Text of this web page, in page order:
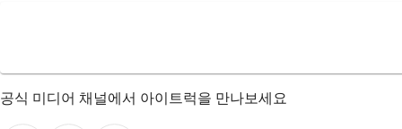
공식 미디어 채널에서 아이트럭을 만나보세요